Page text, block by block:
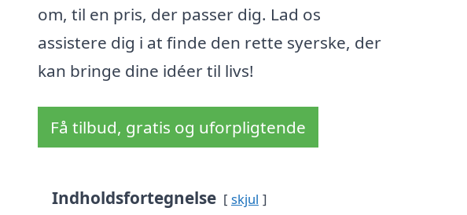
om, til en pris, der passer dig. Lad os
assistere dig i at finde den rette syerske, der
kan bringe dine idéer til livs!
Få tilbud, gratis og uforpligtende
Indholdsfortegnelse skjul